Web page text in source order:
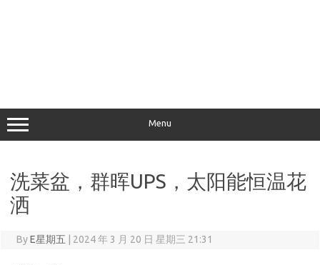
Menu
洗菜盆，群晖UPS，太阳能恒温花
洒
ByE星期五 2024 年 3 月 20 日 星期三 21:31